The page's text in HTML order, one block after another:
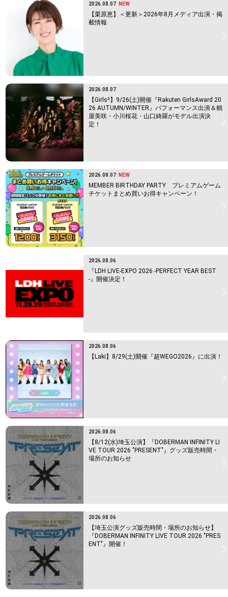
2026.08.07 NEW
【栗原恵】＜更新＞2026年8月メディア出演・掲
載情報
2026.08.07
【Girls²】9/26(土)開催『Rakuten GirlsAward 20
26 AUTUMN/WINTER』パフォーマンス出演＆鶴
屋美咲・小川桜花・山口綺羅がモデル出演決
定！
2026.08.07 NEW
MEMBER BIRTHDAY PARTY プレミアムゲーム
チケットまとめ買いお得キャンペーン！
2026.08.06
『LDH LIVE-EXPO 2026 -PERFECT YEAR BEST
-』開催決定！
2026.08.06
【Laki】8/29(土)開催『超WEGO2026』に出演！
2026.08.06
【8/12(水)埼玉公演】『DOBERMAN INFINITY LI
VE TOUR 2026 "PRESENT"』グッズ販売時間・
場所のお知らせ
2026.08.06
【埼玉公演グッズ販売時間・場所のお知らせ】
『DOBERMAN INFINITY LIVE TOUR 2026 "PRES
ENT"』開催！